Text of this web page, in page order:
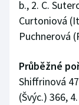
b., 2. C.
Curtoniová
Puchnerová
Průběžné
Shiffrinová
(Švýc.) 366,